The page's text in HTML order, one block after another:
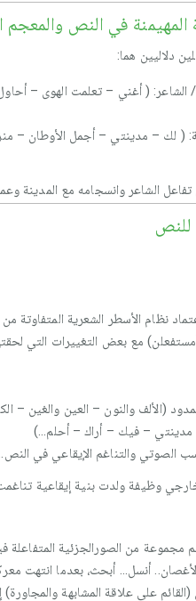
في النص والمعجم
دلاليين هما:
/ الشاعر: ( أغني – تعلمت الهوى –
( لك – مدينتي – أجمل الأوطان
الشاعر وانسجامه مع المدينة
للنص
نظام الأسطر الشعرية المتفاوتة
مع بعض التغييرات التي
(الألف والنون – العين والغين –
مدينتي – فيك – أراك – أحلم...)
الصوتي والتناغم الإيقاعي في
وظيفة ولدت بنية إيقاعية
من الصورالجزئية المتفاعلة
أنسل... أبحث، بعدما انتهت
(القائم على علاقة المشابهة